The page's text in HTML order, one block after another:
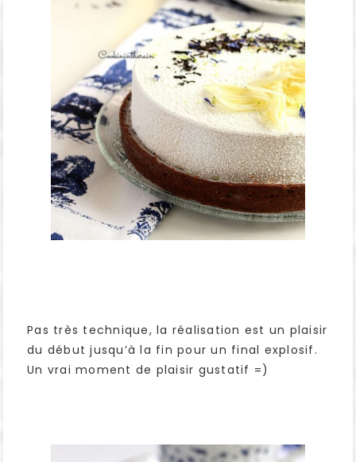
Pas très technique, la réalisation est un plaisir
du début jusqu’à la fin pour un final explosif.
Un vrai moment de plaisir gustatif =)